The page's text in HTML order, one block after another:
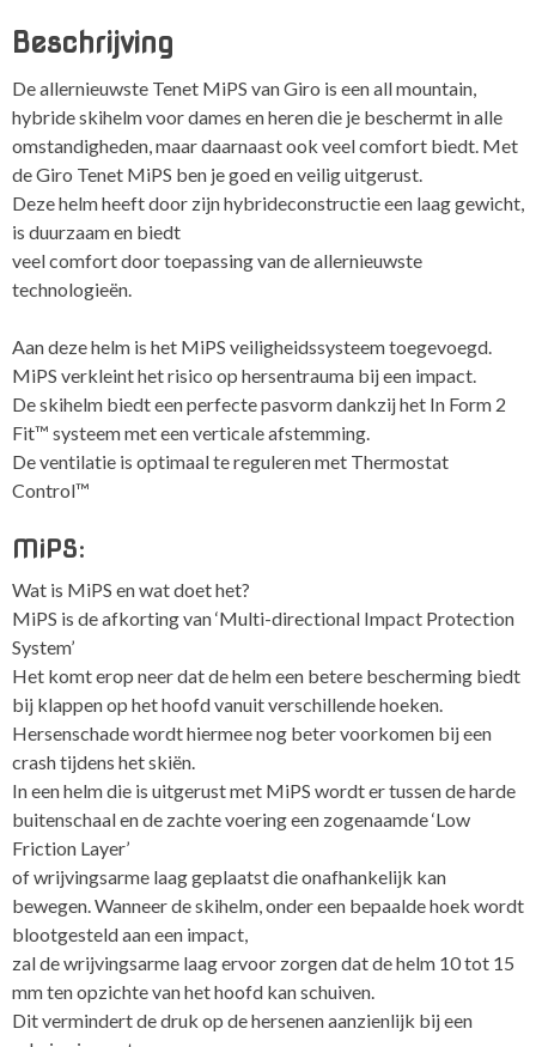
mountain
aantal
Beschrijving
De allernieuwste Tenet MiPS van Giro is een all mountain,
hybride skihelm voor dames en heren die je beschermt in alle
omstandigheden, maar daarnaast ook veel comfort biedt. Met
de Giro Tenet MiPS ben je goed en veilig uitgerust.
Deze helm heeft door zijn hybrideconstructie een laag gewicht,
is duurzaam en biedt
veel comfort door toepassing van de allernieuwste
technologieën.
Aan deze helm is het MiPS veiligheidssysteem toegevoegd.
MiPS verkleint het risico op hersentrauma bij een impact.
De skihelm biedt een perfecte pasvorm dankzij het In Form 2
Fit™ systeem met een verticale afstemming.
De ventilatie is optimaal te reguleren met Thermostat
Control™
MiPS:
Wat is MiPS en wat doet het?
MiPS is de afkorting van ‘Multi-directional Impact Protection
System’
Het komt erop neer dat de helm een betere bescherming biedt
bij klappen op het hoofd vanuit verschillende hoeken.
Hersenschade wordt hiermee nog beter voorkomen bij een
crash tijdens het skiën.
In een helm die is uitgerust met MiPS wordt er tussen de harde
buitenschaal en de zachte voering een zogenaamde ‘Low
Friction Layer’
of wrijvingsarme laag geplaatst die onafhankelijk kan
bewegen. Wanneer de skihelm, onder een bepaalde hoek wordt
blootgesteld aan een impact,
zal de wrijvingsarme laag ervoor zorgen dat de helm 10 tot 15
mm ten opzichte van het hoofd kan schuiven.
Dit vermindert de druk op de hersenen aanzienlijk bij een